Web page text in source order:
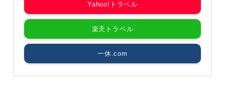
Yahoo!トラベル
楽天トラベル
一休.com